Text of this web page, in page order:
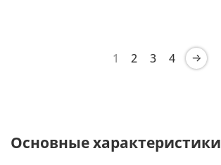
1 2 3 4
Основные характеристики